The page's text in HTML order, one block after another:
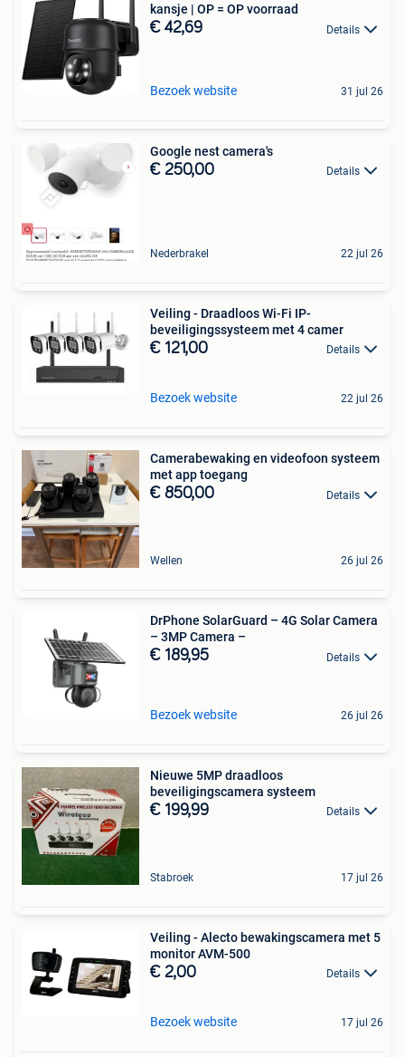
kansje | OP = OP voorraad
€ 42,69 Details
Bezoek website 31 jul 26
Google nest camera's
€ 250,00 Details
Nederbrakel 22 jul 26
Veiling - Draadloos Wi-Fi IP-
beveiligingssysteem met 4 camer
€ 121,00 Details
Bezoek website 22 jul 26
Camerabewaking en videofoon systeem
met app toegang
€ 850,00 Details
Wellen 26 jul 26
DrPhone SolarGuard – 4G Solar Camera
– 3MP Camera –
€ 189,95 Details
Bezoek website 26 jul 26
Nieuwe 5MP draadloos
beveiligingscamera systeem
€ 199,99 Details
Stabroek 17 jul 26
Veiling - Alecto bewakingscamera met 5
monitor AVM-500
€ 2,00 Details
Bezoek website 17 jul 26